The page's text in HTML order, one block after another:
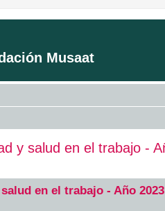
Musaat
y salud en el trabajo -
en el trabajo - Año 2023